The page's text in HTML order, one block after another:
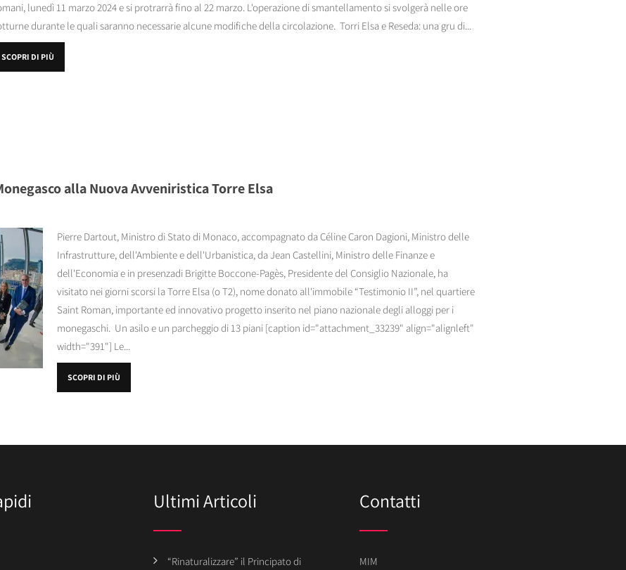
lunedì 11 marzo 2024 e si protrarrà fino al 22 marzo. L'operazione di smantellamento si svolgerà nelle ore
durante le quali saranno necessarie alcune modifiche della circolazione. Torri Elsa e Reseda: una gru di...
SCOPRI DI PIÙ
alla Nuova Avveniristica Torre Elsa
Pierre Dartout, Ministro di Stato di Monaco, accompagnato da Céline Caron Dagioni, Ministro delle
Infrastrutture, dell'Ambiente e dell'Urbanistica, da Jean Castellini, Ministro delle Finanze e
dell'Economia e in presenzadi Brigitte Boccone-Pagès, Presidente del Consiglio Nazionale, ha
visitato nei giorni scorsi la Torre Elsa (o T2), nome donato all'immobile “Testimonio II”, nel quartiere
Saint Roman, importante ed innovativo progetto inserito nel piano nazionale degli alloggi per i
monegaschi. Un asilo e un parcheggio di 13 piani [caption id="attachment_33239" align="alignleft"
width="391"] Le...
SCOPRI DI PIÙ
Ultimi Articoli
“Rinaturalizzare” il Principato di
Contatti
MIM